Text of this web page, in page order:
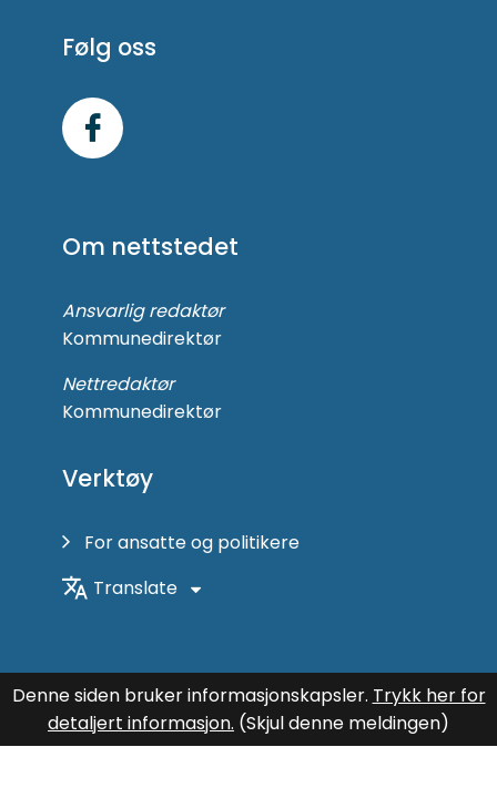
Følg oss
Facebook
Om nettstedet
Ansvarlig redaktør
Kommunedirektør
Nettredaktør
Kommunedirektør
Verktøy
For ansatte og politikere
Translate
Denne siden bruker informasjonskapsler. Trykk her for
detaljert informasjon. (Skjul denne meldingen)